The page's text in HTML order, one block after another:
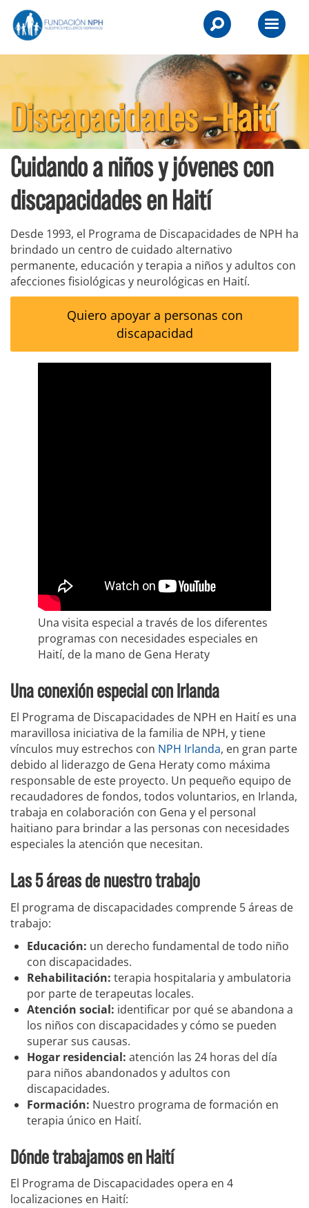
content
NPH
UK
Raising
Children,
Transforming
Lives.
Primary
Menu
Discapacidades – Haití
Cuidando a niños y jóvenes con
discapacidades en Haití
Desde 1993, el Programa de Discapacidades de NPH ha
brindado un centro de cuidado alternativo
permanente, educación y terapia a niños y adultos con
afecciones fisiológicas y neurológicas en Haití.
Quiero apoyar a personas con
discapacidad
Una visita especial a través de los diferentes
programas con necesidades especiales en
Haití, de la mano de Gena Heraty
Una conexión especial con Irlanda
El Programa de Discapacidades de NPH en Haití es una
maravillosa iniciativa de la familia de NPH, y tiene
vínculos muy estrechos con NPH Irlanda, en gran parte
debido al liderazgo de Gena Heraty como máxima
responsable de este proyecto. Un pequeño equipo de
recaudadores de fondos, todos voluntarios, en Irlanda,
trabaja en colaboración con Gena y el personal
haitiano para brindar a las personas con necesidades
especiales la atención que necesitan.
Las 5 áreas de nuestro trabajo
El programa de discapacidades comprende 5 áreas de
trabajo:
Educación: un derecho fundamental de todo niño
con discapacidades.
Rehabilitación: terapia hospitalaria y ambulatoria
por parte de terapeutas locales.
Atención social: identificar por qué se abandona a
los niños con discapacidades y cómo se pueden
superar sus causas.
Hogar residencial: atención las 24 horas del día
para niños abandonados y adultos con
discapacidades.
Formación: Nuestro programa de formación en
terapia único en Haití.
Dónde trabajamos en Haití
El Programa de Discapacidades opera en 4
localizaciones en Haití: